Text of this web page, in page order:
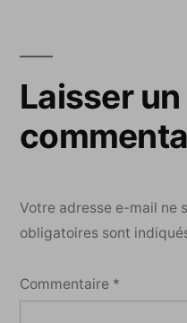
Laisser un
Votre adresse e-mail ne
obligatoires sont
Commentaire *